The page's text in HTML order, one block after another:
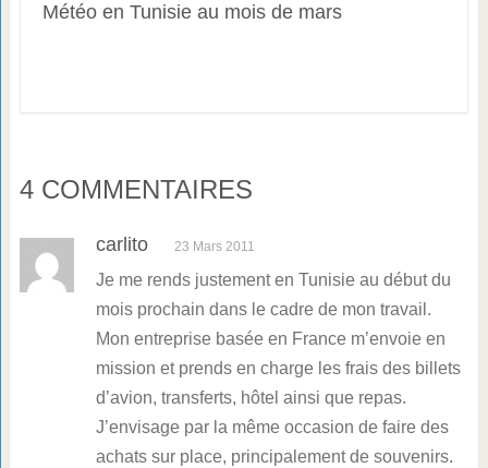
Météo en Tunisie au mois de mars
4 COMMENTAIRES
carlito 23 Mars 2011
Je me rends justement en Tunisie au début du
mois prochain dans le cadre de mon travail.
Mon entreprise basée en France m’envoie en
mission et prends en charge les frais des billets
d’avion, transferts, hôtel ainsi que repas.
J’envisage par la même occasion de faire des
achats sur place, principalement de souvenirs.